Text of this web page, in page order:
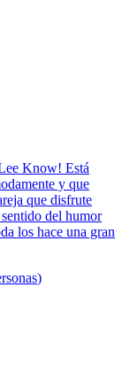
Know! Está
y que
que disfrute
del humor
los hace una gran
)